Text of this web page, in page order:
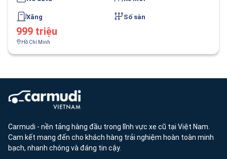
Xăng Số sàn
999 triệu
Hồ Chí Minh
Carmudi - nền tảng hàng đầu trong lĩnh vực xe cũ tại Việt Nam.
Cam kết mang đến cho khách hàng trải nghiệm hoàn toàn minh
bạch, nhanh chóng và đáng tin cậy.